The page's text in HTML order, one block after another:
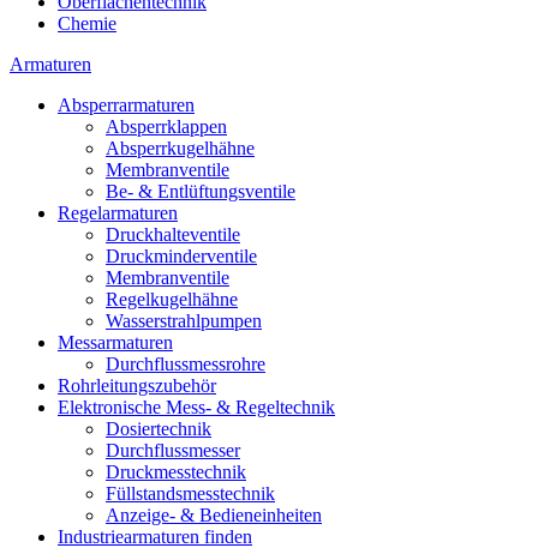
Chemie
Armaturen
Absperrarmaturen
Absperrklappen
Absperrkugelhähne
Membranventile
Be- & Entlüftungsventile
Regelarmaturen
Druckhalteventile
Druckminderventile
Membranventile
Regelkugelhähne
Wasserstrahlpumpen
Messarmaturen
Durchflussmessrohre
Rohrleitungszubehör
Elektronische Mess- & Regeltechnik
Dosiertechnik
Durchflussmesser
Druckmesstechnik
Füllstandsmesstechnik
Anzeige- & Bedieneinheiten
Industriearmaturen finden